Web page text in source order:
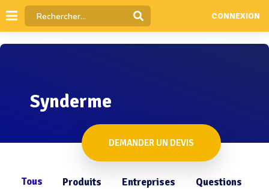
CONNEXION
Synderme
DEMANDER UN DEVIS
Tous Produits Entreprises Questions